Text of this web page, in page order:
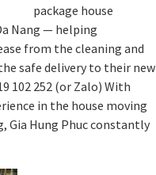
package house
Nang — helping
from the cleaning and
safe delivery to their new
102 252 (or Zalo) With
in the house moving
Gia Hung Phuc constantly